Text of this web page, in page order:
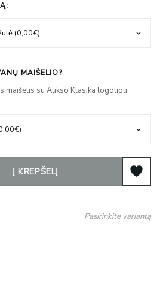
MAIŠELIO?
maišelis su Aukso Klasika logotipu
Į KREPŠELĮ
Pasirinkite variantą